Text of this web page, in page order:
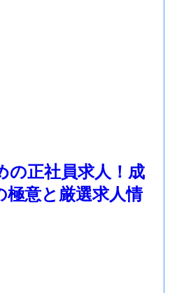
の正社員求人！成
極意と厳選求人情